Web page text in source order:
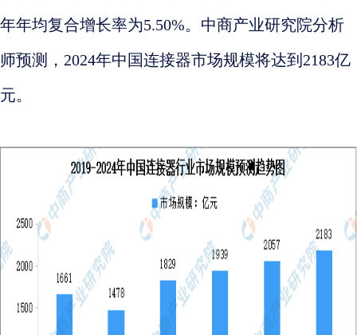
年年均复合增长率为5.50%。中商产业研究院分析
师预测，2024年中国连接器市场规模将达到2183亿
元。